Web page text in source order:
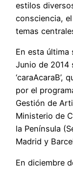
estilos
consciencia,
temas
En esta
Junio de 2014
‘caraAcaraB’,
por el
Gestión de
Ministerio de
la Península
Madrid y
En diciembre